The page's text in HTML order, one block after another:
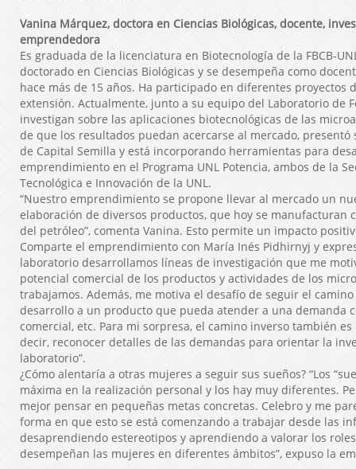
Vanina Márquez, doctora en Ciencias Biológicas, docente,
emprendedora
Es graduada de la licenciatura en Biotecnología de la FBCB-
doctorado en Ciencias Biológicas y se desempeña como
hace más de 15 años. Ha participado en diferentes proyectos
extensión. Actualmente, junto a su equipo del Laboratorio de
investigan sobre las aplicaciones biotecnológicas de las
de que los resultados puedan acercarse al mercado, presentó
de Capital Semilla y está incorporando herramientas para
emprendimiento en el Programa UNL Potencia, ambos de la
Tecnológica e Innovación de la UNL.
“Nuestro emprendimiento se propone llevar al mercado un
elaboración de diversos productos, que hoy se manufacturan
del petróleo”, comenta Vanina. Esto permite un impacto
Comparte el emprendimiento con María Inés Pidhirnyj y
laboratorio desarrollamos líneas de investigación que me
potencial comercial de los productos y actividades de los
trabajamos. Además, me motiva el desafío de seguir el
desarrollo a un producto que pueda atender a una demanda
comercial, etc. Para mi sorpresa, el camino inverso también
decir, reconocer detalles de las demandas para orientar la
laboratorio”.
¿Cómo alentaría a otras mujeres a seguir sus sueños? “Los
máxima en la realización personal y los hay muy diferentes.
mejor pensar en pequeñas metas concretas. Celebro y me
forma en que esto se está comenzando a trabajar desde las
desaprendiendo estereotipos y aprendiendo a valorar los
desempeñan las mujeres en diferentes ámbitos”, expuso la